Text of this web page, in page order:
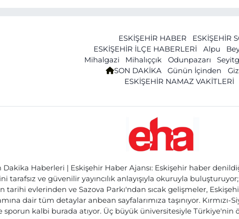
ESKİŞEHİR HABER ESKİŞEHİR
ESKİŞEHİR İLÇE HABERLERİ
Alpu
Mihalgazi
Mihalıççık Odunpazarı
SON DAKİKA
Günün İçinden
ESKİŞEHİR NAMAZ VAKİTLERİ
Dakika Haberleri | Eskişehir Haber Ajansı: Eskişehir haber
tarafsız ve güvenilir yayıncılık anlayışıyla okuruyla
tarihi evlerinden ve Sazova Parkı'ndan sıcak gelişmeler,
dair tüm detaylar anbean sayfalarımıza taşınıyor.
sporun kalbi burada atıyor. Üç büyük üniversitesiyle